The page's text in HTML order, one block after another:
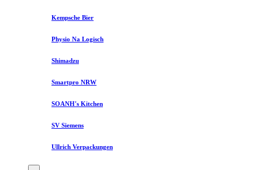
Kempsche Bier
Physio Na Logisch
Shimadzu
Smartpro NRW
SOANH's Kitchen
SV Siemens
Ullrich Verpackungen